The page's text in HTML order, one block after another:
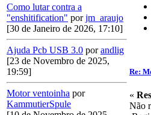
Como lutar contra a
"enshitification" porjm_araujo
[30 de Janeiro de 2026, 17:10]
Ajuda Pcb USB 3.0 porandlig
[23 de Novembro de 2025,
19:59]
Motor ventoinha por
KammutierSpule
Re:
«
Não